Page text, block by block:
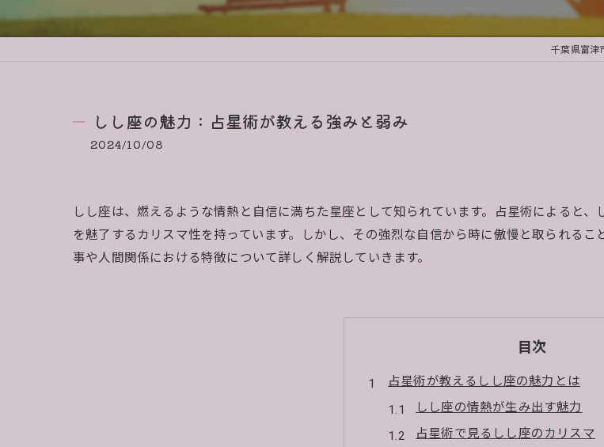
千葉県富津
しし座の魅力：占星術が教える強みと弱み
2024/10/08
しし座は、燃えるような情熱と自信に満ちた星座として知られています。占星術によると
を魅了するカリスマ性を持っています。しかし、その強烈な自信から時に傲慢と取られる
事や人間関係における特徴について詳しく解説していきます。
目次
占星術が教えるしし座の魅力とは
しし座の情熱が生み出す魅力
占星術で見るしし座のカリスマ